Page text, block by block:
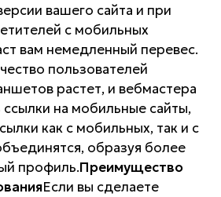
вашего сайта и при
с мобильных
вам немедленный перевес.
пользователей
растет, и вебмастера
ссылки на мобильные сайты,
как с мобильных, так и с
образуя более
профиль.Преимущество
Если вы сделаете